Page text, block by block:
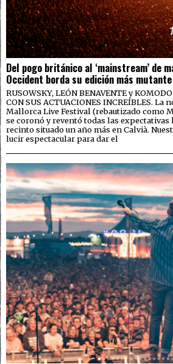
Del pogo británico al ‘mainstream’ de
Occident borda su edición más
RUSOWSKY, LEÓN BENAVENTE y
CON SUS ACTUACIONES INCREÍBLES. La
Mallorca Live Festival (rebautizado como
se coronó y reventó todas las
recinto situado un año más en Calvià.
lucir espectacular para dar el